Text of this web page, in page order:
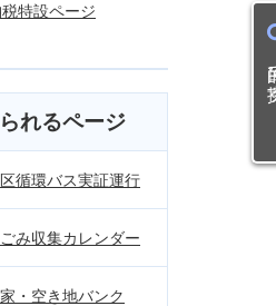
目
特設ページ
れるページ
循環バス実証運行
み収集カレンダー
・空き地バンク